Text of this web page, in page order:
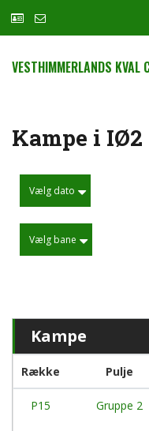
VESTHIMMERLANDS
Kampe i IØ2
Vælg dato
Vælg bane
Kampe
Række Pulje
P15 Gruppe 2